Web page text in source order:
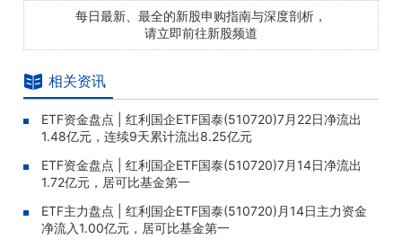
每日最新、最全的新股申购指南与深度剖析，
请立即前往新股频道
相关资讯
ETF资金盘点 | 红利国企ETF国泰(510720)7月22日净流出
1.48亿元，连续9天累计流出8.25亿元
ETF资金盘点 | 红利国企ETF国泰(510720)7月14日净流出
1.72亿元，居可比基金第一
ETF主力盘点 | 红利国企ETF国泰(510720)月14日主力资金
净流入1.00亿元，居可比基金第一